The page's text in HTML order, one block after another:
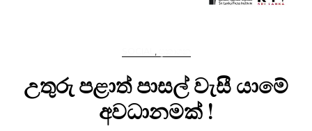
,
උතුරු පළාත් පාසල් වැසී යාමේ
අවධානමක් !